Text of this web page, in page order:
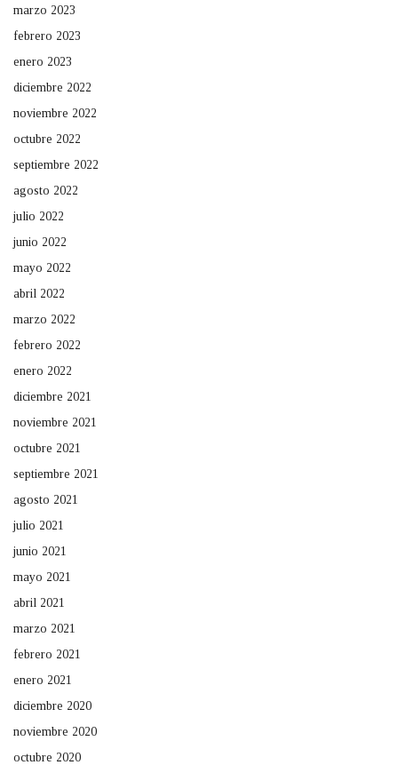
marzo 2023
febrero 2023
enero 2023
diciembre 2022
noviembre 2022
octubre 2022
septiembre 2022
agosto 2022
julio 2022
junio 2022
mayo 2022
abril 2022
marzo 2022
febrero 2022
enero 2022
diciembre 2021
noviembre 2021
octubre 2021
septiembre 2021
agosto 2021
julio 2021
junio 2021
mayo 2021
abril 2021
marzo 2021
febrero 2021
enero 2021
diciembre 2020
noviembre 2020
octubre 2020